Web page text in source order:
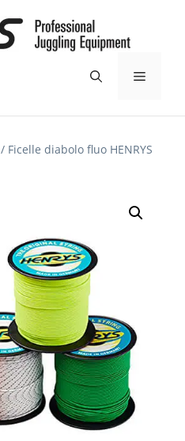
Menu
/ Ficelle diabolo fluo HENRYS